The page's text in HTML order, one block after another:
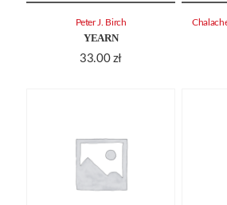
YEARN
33.00 zł
Peter J. Birch